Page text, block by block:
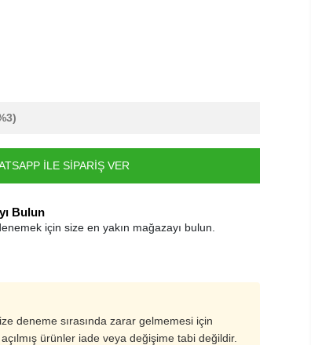
İLE SİPARİŞ VER
Bulun
için size en yakın mağazayı bulun.
deneme sırasında zarar gelmemesi için
ürünler iade veya değişime tabi değildir.